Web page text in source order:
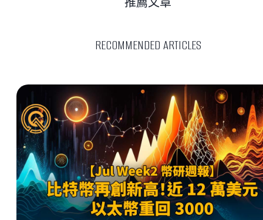
RECOMMENDED ARTICLES